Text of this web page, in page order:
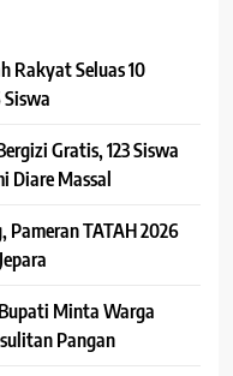
Rakyat Seluas 10
Siswa
Gratis, 123 Siswa
Diare Massal
Pameran TATAH 2026
Minta Warga
Pangan